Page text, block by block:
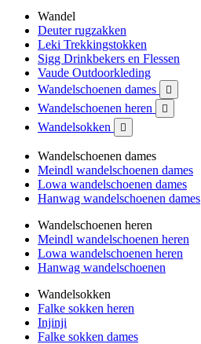
Wandel
Deuter rugzakken
Leki Trekkingstokken
Sigg Drinkbekers en Flessen
Vaude Outdoorkleding
Wandelschoenen dames

Wandelschoenen heren 
Wandelsokken 
Wandelschoenen dames
Meindl wandelschoenen dames
Lowa wandelschoenen dames
Hanwag wandelschoenen dames
Wandelschoenen heren
Meindl wandelschoenen heren
Lowa wandelschoenen heren
Hanwag wandelschoenen
Wandelsokken
Falke sokken heren
Injinji
Falke sokken dames